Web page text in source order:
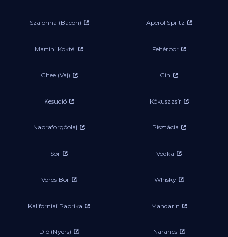
Szalonna (Bacon) Aperol Spritz
Martini Koktél Fehérbor
Ghee (Vaj) Gin
Kesudió Kókuszzsír
Napraforgóolaj Pisztácia
Sör Vodka
Vörös Bor Whisky
Kaliforniai Paprika Mandarin
Dió (Nyers) Narancs